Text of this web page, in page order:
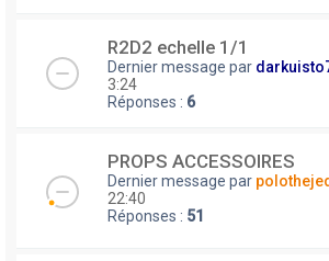
R2D2 echelle 1/1
Dernier message par
3:24
Réponses : 6
PROPS ACCESSOIRES
Dernier message par
22:40
Réponses : 51